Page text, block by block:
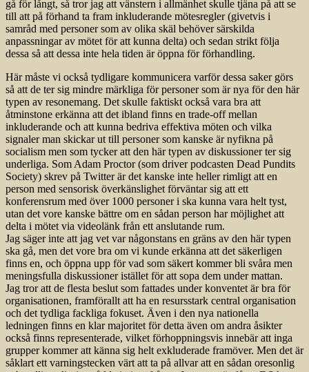
gå för långt, så tror jag att vänstern i allmänhet skulle tjäna på att se
till att på förhand ta fram inkluderande mötesregler (givetvis i
samråd med personer som av olika skäl behöver särskilda
anpassningar av mötet för att kunna delta) och sedan strikt följa
dessa så att dessa inte hela tiden är öppna för förhandling.
Här måste vi också tydligare kommunicera varför dessa saker görs
så att de ter sig mindre märkliga för personer som är nya för den här
typen av resonemang. Det skulle faktiskt också vara bra att
åtminstone erkänna att det ibland finns en trade-off mellan
inkluderande och att kunna bedriva effektiva möten och vilka
signaler man skickar ut till personer som kanske är nyfikna på
socialism men som tycker att den här typen av diskussioner ter sig
underliga. Som Adam Proctor (som driver podcasten Dead Pundits
Society) skrev på Twitter är det kanske inte heller rimligt att en
person med sensorisk överkänslighet förväntar sig att ett
konferensrum med över 1000 personer i ska kunna vara helt tyst,
utan det vore kanske bättre om en sådan person har möjlighet att
delta i mötet via videolänk från ett anslutande rum.
Jag säger inte att jag vet var någonstans en gräns av den här typen
ska gå, men det vore bra om vi kunde erkänna att det säkerligen
finns en, och öppna upp för vad som säkert kommer bli svåra men
meningsfulla diskussioner istället för att sopa dem under mattan.
Jag tror att de flesta beslut som fattades under konventet är bra för
organisationen, framförallt att ha en resursstark central organisation
och det tydliga fackliga fokuset. Även i den nya nationella
ledningen finns en klar majoritet för detta även om andra åsikter
också finns representerade, vilket förhoppningsvis innebär att inga
grupper kommer att känna sig helt exkluderade framöver. Men det är
såklart ett varningstecken värt att ta på allvar att en sådan oresonlig